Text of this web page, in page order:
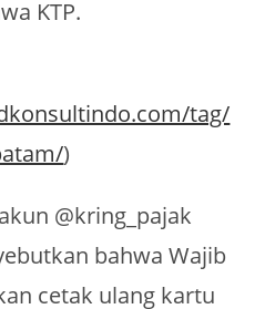
KTP.
tag/
)
@kring_pajak
bahwa Wajib
cetak ulang kartu